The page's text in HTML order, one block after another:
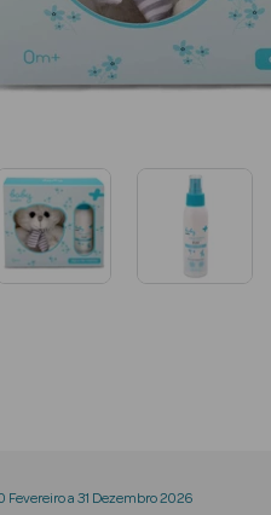
Fevereiro a 31 Dezembro 2026